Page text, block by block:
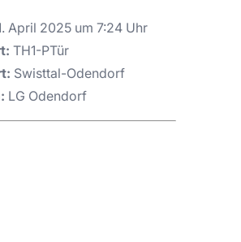
April 2025 um 7:24 Uhr
TH1-PTür
Swisttal-Odendorf
LG Odendorf